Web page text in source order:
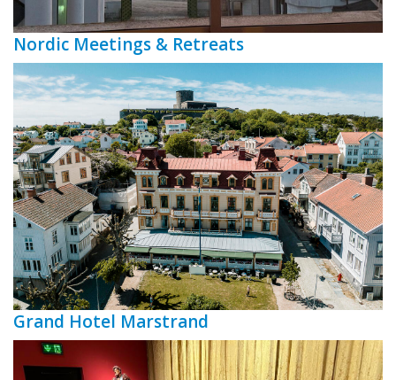
Nordic Meetings & Retreats
Grand Hotel Marstrand